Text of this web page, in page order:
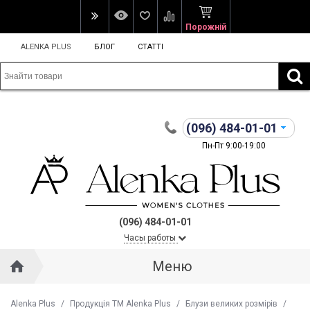
Порожній
ALENKA PLUS БЛОГ СТАТТІ
(096) 484-01-01
Пн-Пт 9:00-19:00
(096) 484-01-01
Часы работы
Меню
Alenka Plus / Продукція ТМ Alenka Plus / Блузи великих розмірів
/